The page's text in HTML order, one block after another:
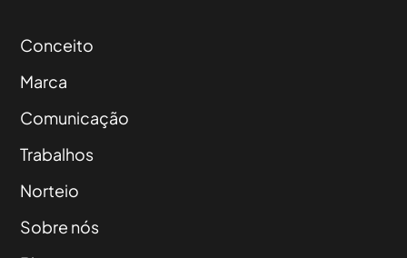
Conceito
Marca
Comunicação
Trabalhos
Norteio
Sobre nós